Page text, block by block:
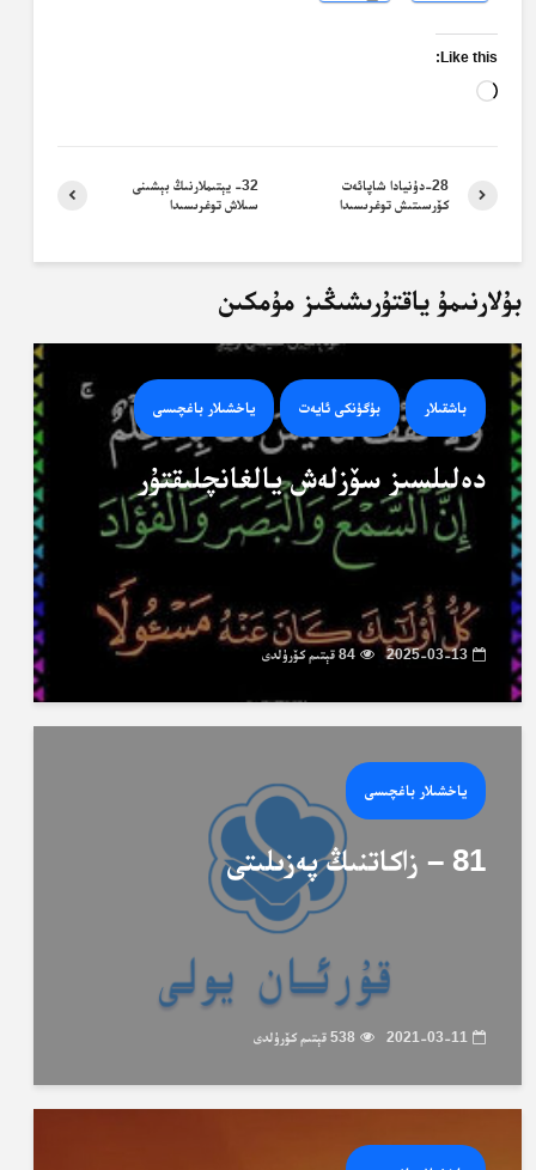
Like this:
Loading…
32- يېتىملارنىڭ بېشىنى
سىلاش توغرىسىدا
28-دۇنيادا شاپائەت
كۆرسىتىش توغرىسىدا
بۇلارنىمۇ ياقتۇرىشىڭىز مۇمكىن
باشقىلار بۈگۈنكى ئايەت ياخشىلار باغچىسى
دەلىلسىز سۆزلەش يالغانچلىقتۇر
2025-03-13 84 قېتىم كۆرۈلدى
ياخشىلار باغچىسى
81 – زاكاتنىڭ پەزىلىتى
2021-03-11 538 قېتىم كۆرۈلدى